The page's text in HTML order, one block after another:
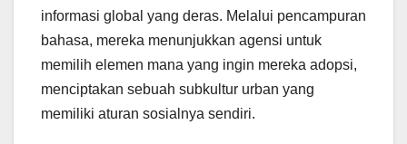
informasi global yang deras. Melalui pencampuran
bahasa, mereka menunjukkan agensi untuk
memilih elemen mana yang ingin mereka adopsi,
menciptakan sebuah subkultur urban yang
memiliki aturan sosialnya sendiri.